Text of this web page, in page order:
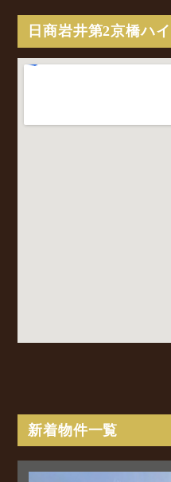
日商岩井第2京橋ハ
新着物件一覧